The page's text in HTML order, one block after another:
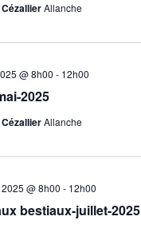
Allanche
2025
@ 8h00 - 12h00
Allanche
bestiaux-juillet-2025
@ 8h00 - 12h00